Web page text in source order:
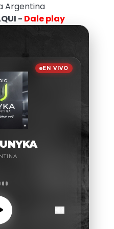
Argentina
- Dale play